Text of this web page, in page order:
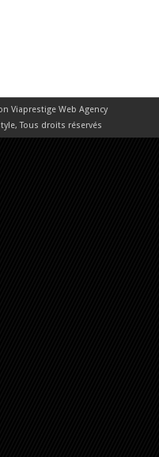
Viaprestige Web Agency
Tous droits réservés